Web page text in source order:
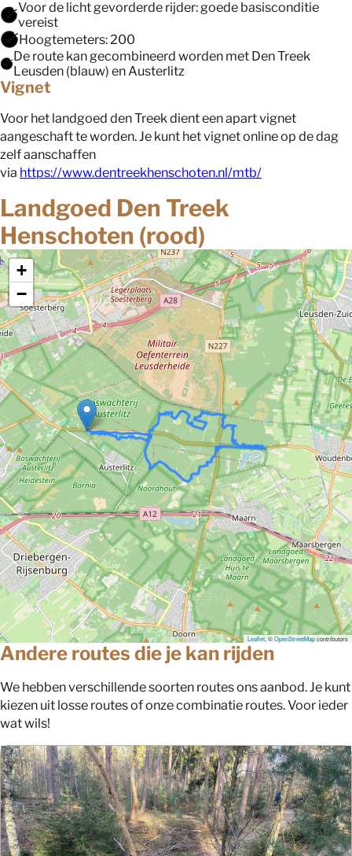
Voor de licht gevorderde rijder: goede basisconditie
vereist
Hoogtemeters: 200
De route kan gecombineerd worden met Den Treek
Leusden (blauw) en Austerlitz
Vignet
Voor het landgoed den Treek dient een apart vignet
aangeschaft te worden. Je kunt het vignet online op de dag
zelf aanschaffen
via https://www.dentreekhenschoten.nl/mtb/
Landgoed Den Treek
Henschoten (rood)
+
−
Leaflet, ©OpenStreetMapcontributors
Andere routes die je kan rijden
We hebben verschillende soorten routes ons aanbod. Je kunt
kiezen uit losse routes of onze combinatie routes. Voor ieder
wat wils!